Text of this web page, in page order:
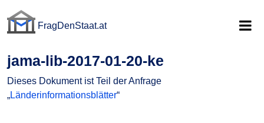
FragDenStaat.at
jama-lib-2017-01-20-ke
Dieses Dokument ist Teil der Anfrage
„Länderinformationsblätter“